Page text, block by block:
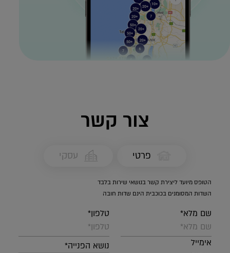
צור קשר
פרטי עסקי
הטופס מיועד ליצירת קשר בנושאי שירות בלבד
השדות המסומנים בכוכבית הינם שדות חובה
שם מלא* טלפון*
אימייל נושא הפנייה*